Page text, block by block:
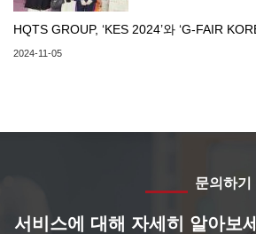
HQTS GROUP, ‘KES 2024’와 ‘G-FAIR
2024-11-05
문의하기
서비스에 대해 자세히 알아보